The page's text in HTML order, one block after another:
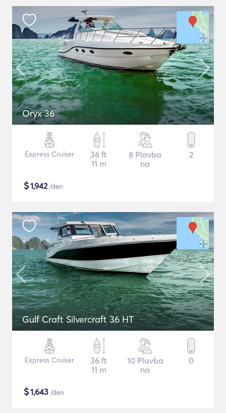
Oryx 36
Express Cruiser
36 ft
11 m
8 Plavba
na
2
$1,942/den
Gulf Craft Silvercraft 36 HT
Express Cruiser
36 ft
11 m
10 Plavba
na
0
$1,643 /den